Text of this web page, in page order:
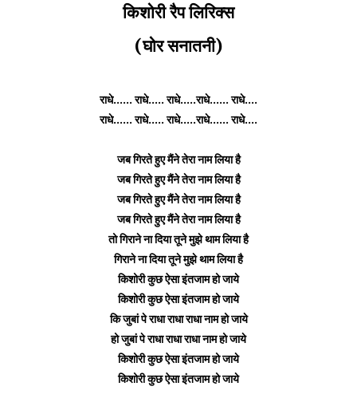
किशोरी रैप लिरिक्स
(घोर सनातनी)
राधे...... राधे..... राधे.....राधे...... राधे....
राधे...... राधे..... राधे.....राधे...... राधे....
जब गिरते हुए मैंने तेरा नाम लिया है
जब गिरते हुए मैंने तेरा नाम लिया है
जब गिरते हुए मैंने तेरा नाम लिया है
जब गिरते हुए मैंने तेरा नाम लिया है
तो गिराने ना दिया तूने मुझे थाम लिया है
गिराने ना दिया तूने मुझे थाम लिया है
किशोरी कुछ ऐसा इंतजाम हो जाये
किशोरी कुछ ऐसा इंतजाम हो जाये
कि जुबां पे राधा राधा राधा नाम हो जाये
हो जुबां पे राधा राधा राधा नाम हो जाये
किशोरी कुछ ऐसा इंतजाम हो जाये
किशोरी कुछ ऐसा इंतजाम हो जाये